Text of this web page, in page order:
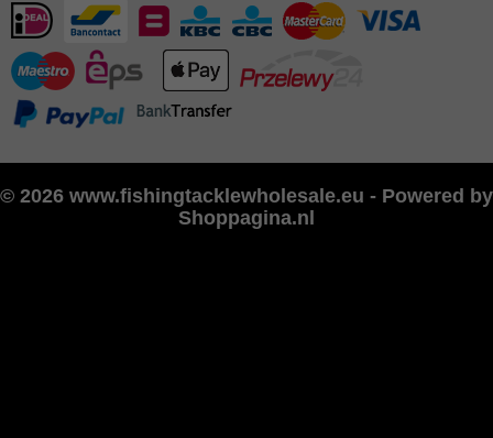
© 2026 www.fishingtacklewholesale.eu - Powered by
Shoppagina.nl